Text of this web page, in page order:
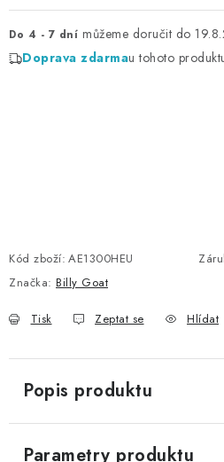
Do 4 - 7 dní
Doprava zdarmau tohoto
Kód zboží: AE1300HEU
Značka: Billy Goat
Tisk Zeptat se Hlídat
Popis produktu
Parametry produktu